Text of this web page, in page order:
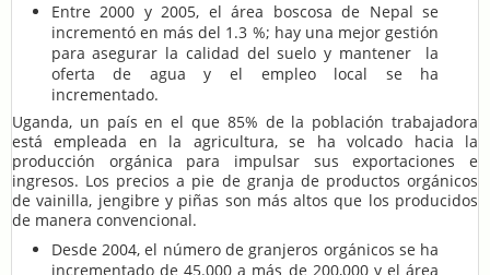
Entre 2000 y 2005, el área boscosa de Nepal se
incrementó en más del 1.3 %; hay una mejor gestión
para asegurar la calidad del suelo y mantener la
oferta de agua y el empleo local se ha
incrementado.
Uganda, un país en el que 85% de la población trabajadora
está empleada en la agricultura, se ha volcado hacia la
producción orgánica para impulsar sus exportaciones e
ingresos. Los precios a pie de granja de productos orgánicos
de vainilla, jengibre y piñas son más altos que los producidos
de manera convencional.
Desde 2004, el número de granjeros orgánicos se ha
incrementado de 45.000 a más de 200,000 y el área